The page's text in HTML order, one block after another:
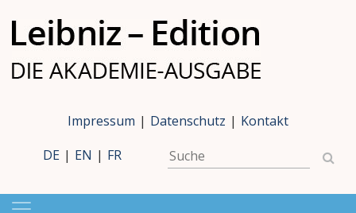
Impressum | Datenschutz | Kontakt
DE | EN | FR